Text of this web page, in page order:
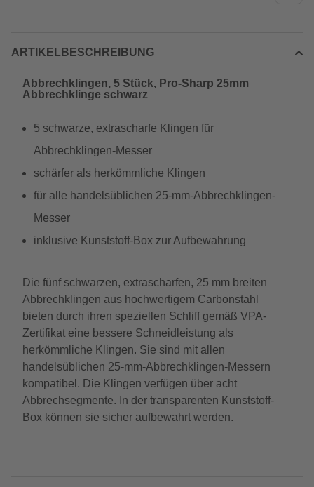
ARTIKELBESCHREIBUNG
Abbrechklingen, 5 Stück, Pro-Sharp 25mm
Abbrechklinge schwarz
5 schwarze, extrascharfe Klingen für
Abbrechklingen-Messer
schärfer als herkömmliche Klingen
für alle handelsüblichen 25-mm-Abbrechklingen-
Messer
inklusive Kunststoff-Box zur Aufbewahrung
Die fünf schwarzen, extrascharfen, 25 mm breiten
Abbrechklingen aus hochwertigem Carbonstahl
bieten durch ihren speziellen Schliff gemäß VPA-
Zertifikat eine bessere Schneidleistung als
herkömmliche Klingen. Sie sind mit allen
handelsüblichen 25-mm-Abbrechklingen-Messern
kompatibel. Die Klingen verfügen über acht
Abbrechsegmente. In der transparenten Kunststoff-
Box können sie sicher aufbewahrt werden.